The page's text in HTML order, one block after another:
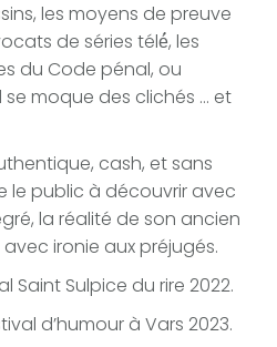
les moyens de preuve
de séries télé́, les
du Code pénal, ou
se moque des clichés … et
cash, et sans
le public à découvrir avec
la réalité de son ancien
ironie aux préjugés.
Saint Sulpice du rire 2022.
d’humour à Vars 2023.